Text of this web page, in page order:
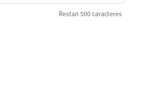
Restan 500 caracteres